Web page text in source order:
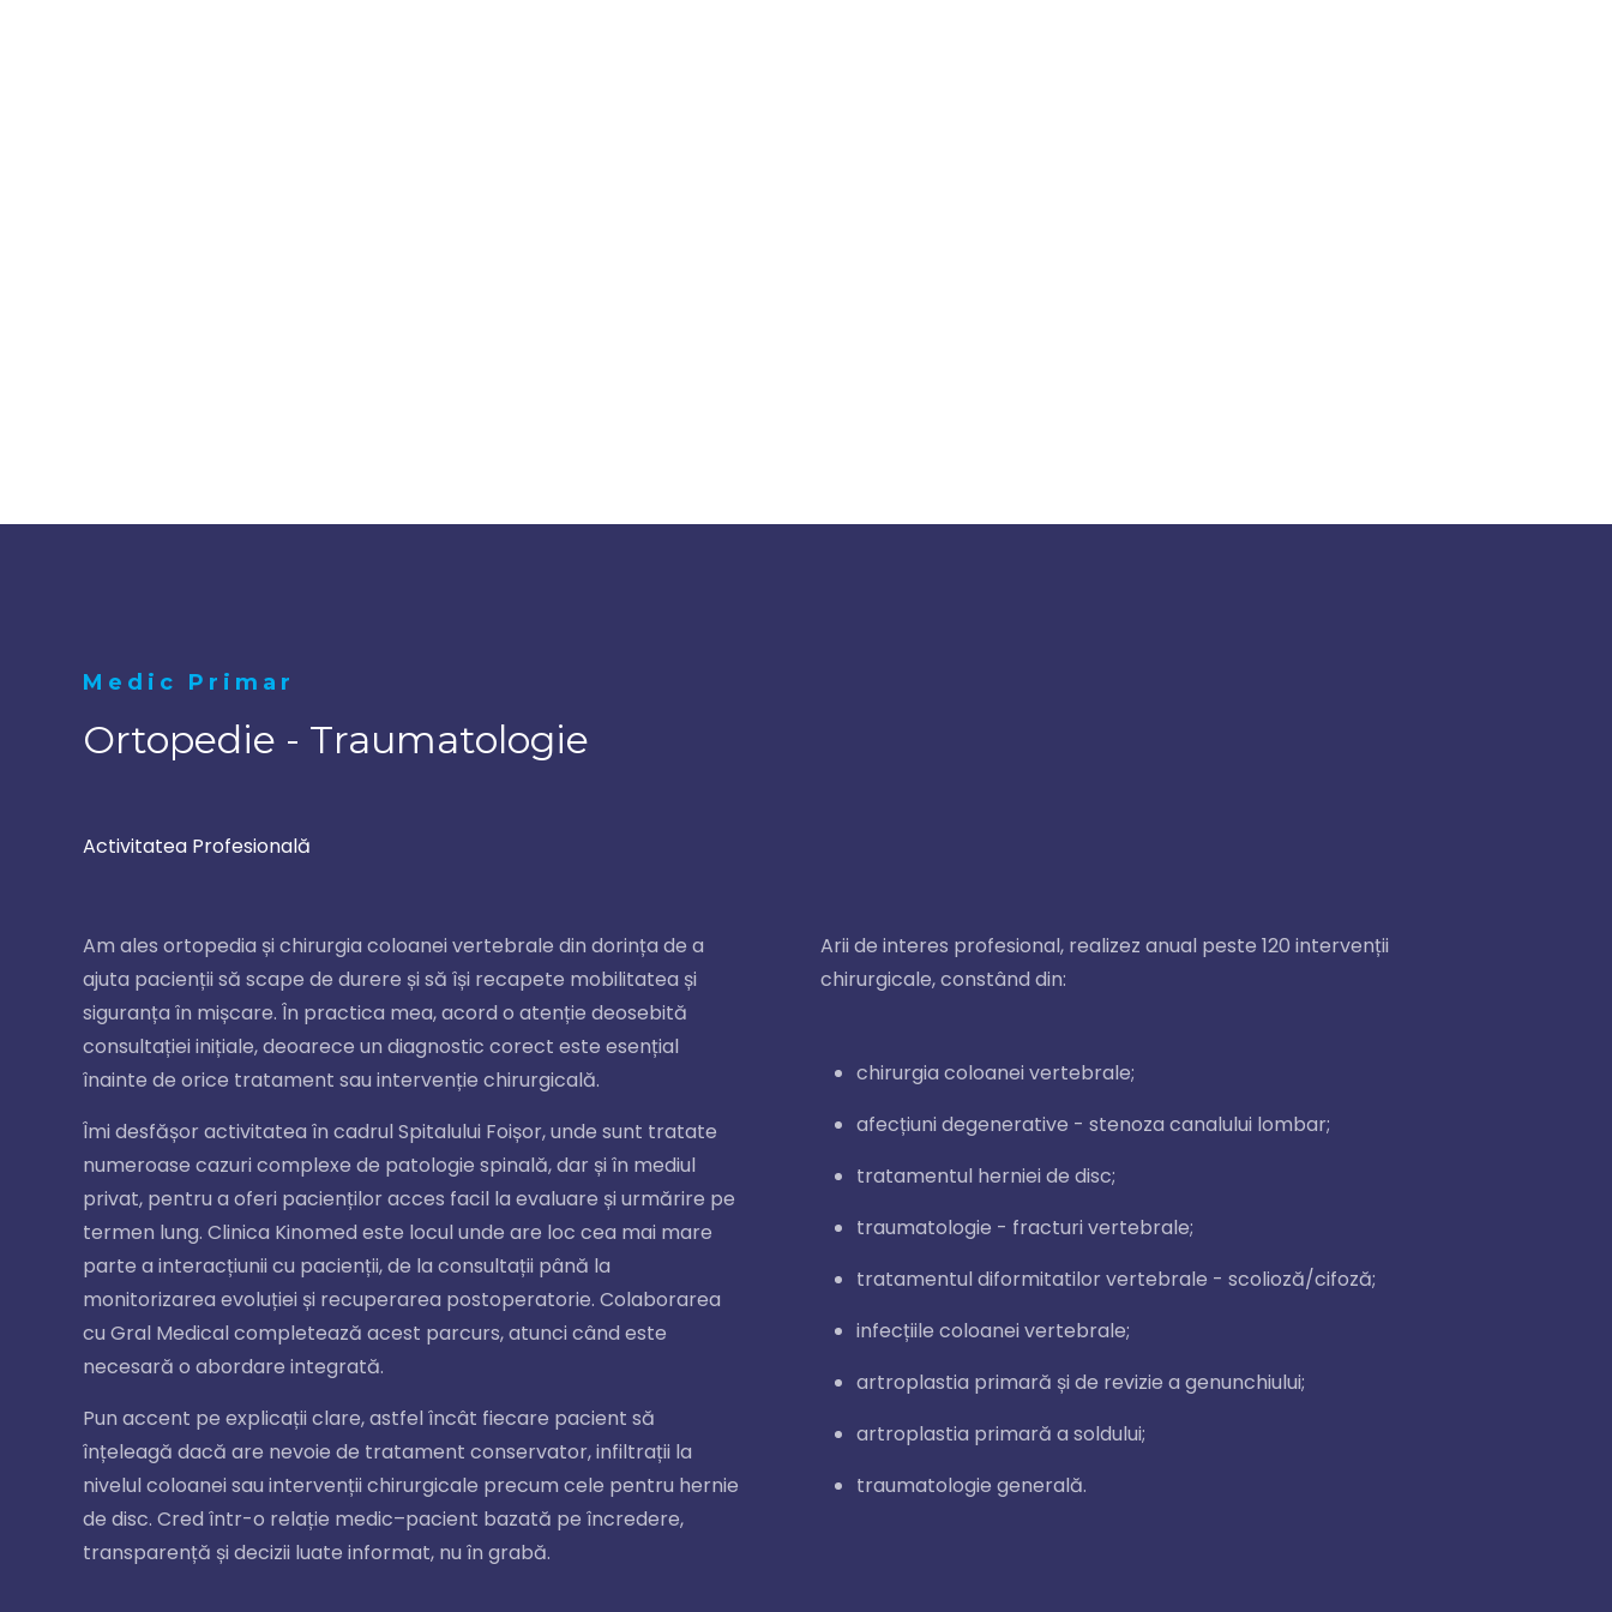
Medic Primar
Ortopedie - Traumatologie
Activitatea Profesională
Am ales ortopedia și chirurgia coloanei vertebrale din dorința de a
ajuta pacienții să scape de durere și să își recapete mobilitatea și
siguranța în mișcare. În practica mea, acord o atenție deosebită
consultației inițiale, deoarece un diagnostic corect este esențial
înainte de orice tratament sau intervenție chirurgicală.
Îmi desfășor activitatea în cadrul Spitalului Foișor, unde sunt tratate
numeroase cazuri complexe de patologie spinală, dar și în mediul
privat, pentru a oferi pacienților acces facil la evaluare și urmărire pe
termen lung. Clinica Kinomed este locul unde are loc cea mai mare
parte a interacțiunii cu pacienții, de la consultații până la
monitorizarea evoluției și recuperarea postoperatorie. Colaborarea
cu Gral Medical completează acest parcurs, atunci când este
necesară o abordare integrată.
Pun accent pe explicații clare, astfel încât fiecare pacient să
înțeleagă dacă are nevoie de tratament conservator, infiltrații la
nivelul coloanei sau intervenții chirurgicale precum cele pentru hernie
de disc. Cred într-o relație medic–pacient bazată pe încredere,
transparență și decizii luate informat, nu în grabă.
Arii de interes profesional, realizez anual peste 120 intervenții
chirurgicale, constând din:
chirurgia coloanei vertebrale;
afecțiuni degenerative - stenoza canalului lombar;
tratamentul herniei de disc;
traumatologie - fracturi vertebrale;
tratamentul diformitatilor vertebrale - scolioză/cifoză;
infecțiile coloanei vertebrale;
artroplastia primară și de revizie a genunchiului;
artroplastia primară a soldului;
traumatologie generală.